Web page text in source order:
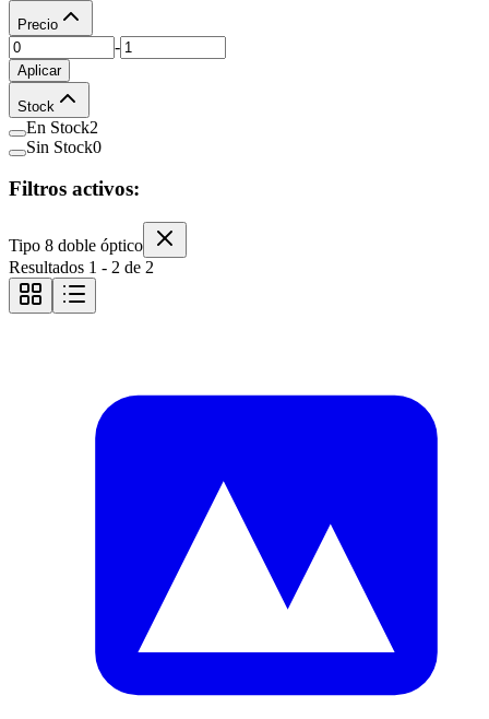
Precio
-
Aplicar
Stock
En Stock2
Sin Stock0
Filtros activos:
Tipo 8 doble óptico
Resultados 1 - 2 de 2